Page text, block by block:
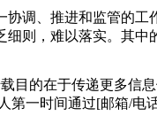
调、推进和监管的
细则，难以落实。其
目的在于传递更多信
第一时间通过[邮箱/电